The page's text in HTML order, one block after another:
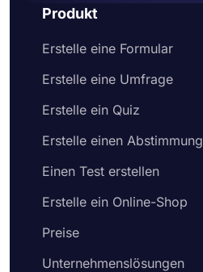
Produkt
Erstelle eine Formular
Erstelle eine Umfrage
Erstelle ein Quiz
Erstelle einen Abstimmung
Einen Test erstellen
Erstelle ein Online-Shop
Preise
Unternehmenslösungen